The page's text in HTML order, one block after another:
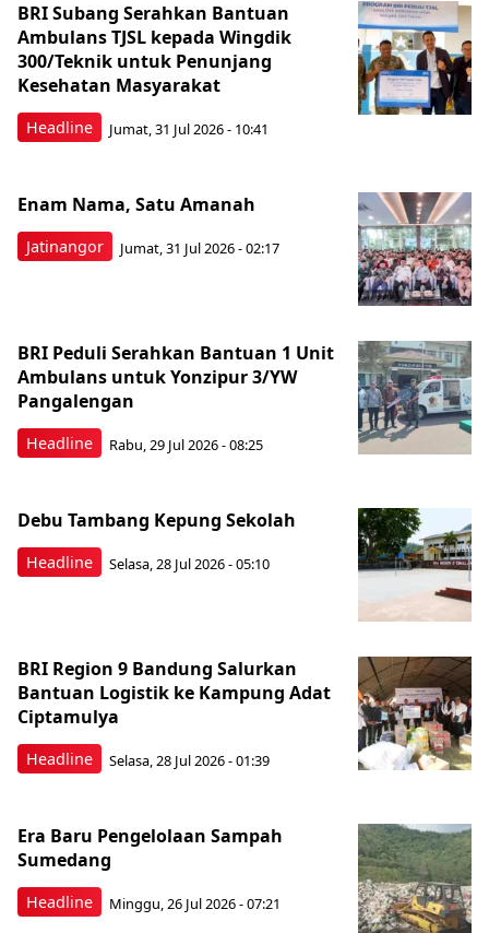
Headline
BRI Subang Serahkan Bantuan
Ambulans TJSL kepada Wingdik
300/Teknik untuk Penunjang
Kesehatan Masyarakat ​
Jumat, 31 Jul 2026 - 10:41
Jatinangor
Enam Nama, Satu Amanah
Jumat, 31 Jul 2026 - 02:17
Headline
BRI Peduli Serahkan Bantuan 1 Unit
Ambulans untuk Yonzipur 3/YW
Pangalengan
Rabu, 29 Jul 2026 - 08:25
Headline
Debu Tambang Kepung Sekolah
Selasa, 28 Jul 2026 - 05:10
Headline
BRI Region 9 Bandung Salurkan
Bantuan Logistik ke Kampung Adat
Ciptamulya
Selasa, 28 Jul 2026 - 01:39
Headline
Era Baru Pengelolaan Sampah
Sumedang
Minggu, 26 Jul 2026 - 07:21